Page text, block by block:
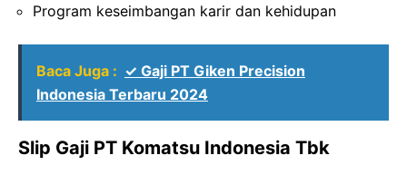
Program keseimbangan karir dan kehidupan
Baca Juga : ✓ Gaji PT Giken Precision
Indonesia Terbaru 2024
Slip Gaji PT Komatsu Indonesia Tbk